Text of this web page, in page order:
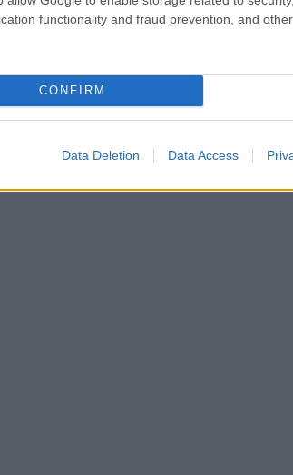
functionality and fraud prevention, and
CONFIRM
Data Deletion Data Access